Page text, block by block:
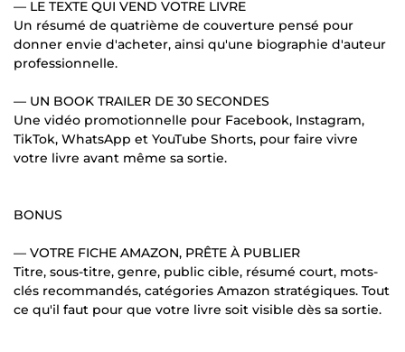
— LE TEXTE QUI VEND VOTRE LIVRE
Un résumé de quatrième de couverture pensé pour
donner envie d'acheter, ainsi qu'une biographie d'auteur
professionnelle.
— UN BOOK TRAILER DE 30 SECONDES
Une vidéo promotionnelle pour Facebook, Instagram,
TikTok, WhatsApp et YouTube Shorts, pour faire vivre
votre livre avant même sa sortie.
BONUS
— VOTRE FICHE AMAZON, PRÊTE À PUBLIER
Titre, sous-titre, genre, public cible, résumé court, mots-
clés recommandés, catégories Amazon stratégiques. Tout
ce qu'il faut pour que votre livre soit visible dès sa sortie.